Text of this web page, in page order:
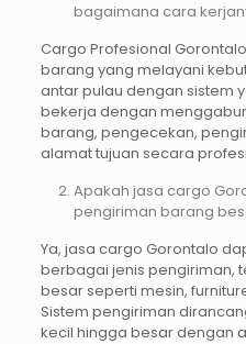
bagaimana cara
Cargo Profesional
barang yang melayani
antar pulau dengan sistem
bekerja dengan
barang, pengecekan,
alamat tujuan secara
Apakah jasa cargo
pengiriman barang
Ya, jasa cargo Gorontalo
berbagai jenis pengiriman,
besar seperti mesin,
Sistem pengiriman
kecil hingga besar dengan